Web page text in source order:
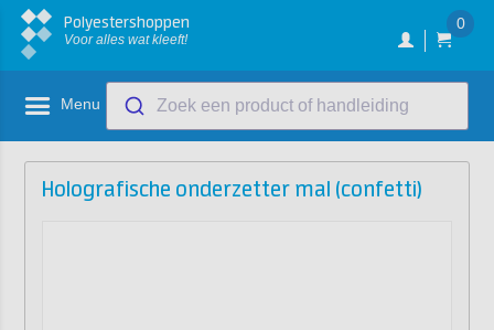
Polyestershoppen
Voor alles wat kleeft!
0
Menu Zoek een product of handleiding
Holografische onderzetter mal (confetti)